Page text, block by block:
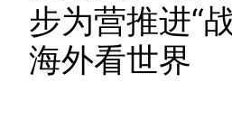
步为营推进“
海外看世界